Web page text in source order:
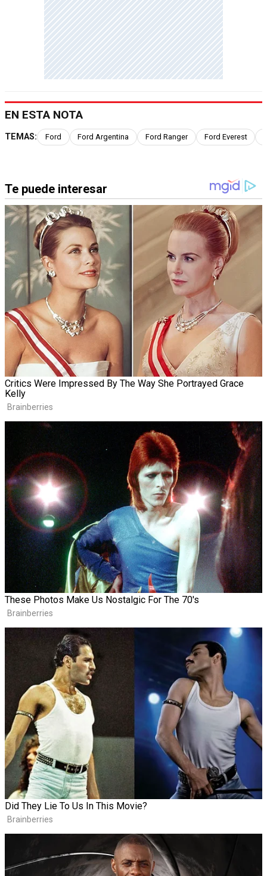
EN ESTA NOTA
TEMAS: Ford Ford Argentina Ford Ranger Ford Everest